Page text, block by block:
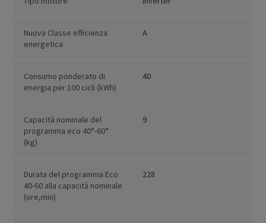
Nuova Classe efficienza
energetica
A
Consumo ponderato di
energia per 100 cicli (kWh)
40
Capacità nominale del
programma eco 40°-60°
(kg)
9
Durata del programma Eco
40-60 alla capacità nominale
(ore,min)
228